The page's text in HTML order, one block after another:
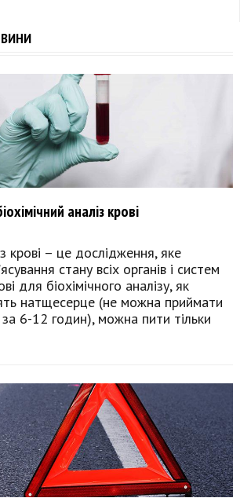
аналіз крові
крові – це дослідження, яке
стану всіх органів і систем
для біохімічного аналізу, як
натщесерце (не можна приймати
за 6-12 годин), можна пити тільки